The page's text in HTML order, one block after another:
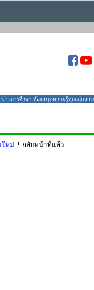
วการศึกษา ห้องสมุดความรู้ทุกกลุ่มสาร
ใหม่ กลับหน้าที่แล้ว